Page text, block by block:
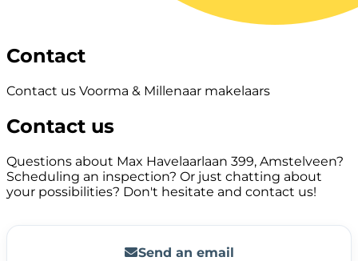
Contact
Contact us Voorma & Millenaar makelaars
Contact us
Questions about Max Havelaarlaan 399, Amstelveen?
Scheduling an inspection? Or just chatting about
your possibilities? Don't hesitate and contact us!
Send an email